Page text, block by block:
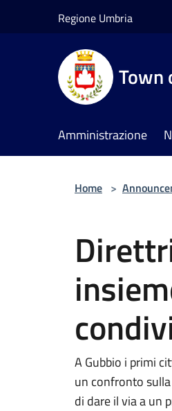
Regione Umbria
Town
Amministrazione
Home >
A Gubbio i primi
un confronto sulla
di dare il via a un